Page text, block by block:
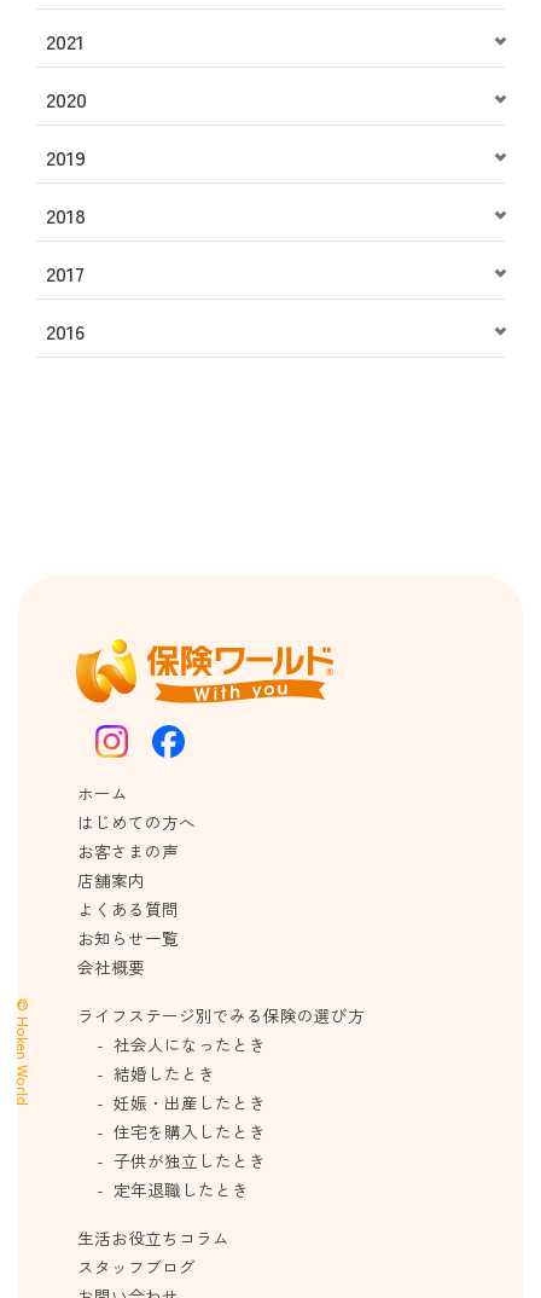
2021
2020
2019
2018
2017
2016
ホーム
はじめての方へ
お客さまの声
店舗案内
よくある質問
お知らせ一覧
会社概要
ライフステージ別でみる保険の選び方
社会人になったとき
結婚したとき
妊娠・出産したとき
住宅を購入したとき
子供が独立したとき
定年退職したとき
生活お役立ちコラム
スタッフブログ
© Hoken World